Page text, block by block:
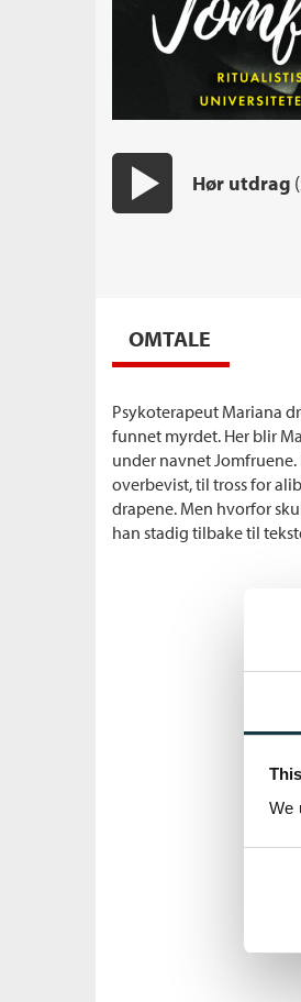
We
Hør utdrag
OMTALE
Psykoterapeut Mariana
funnet myrdet. Her blir
under navnet
overbevist, til tross for
drapene. Men hvorfor
han stadig tilbake til